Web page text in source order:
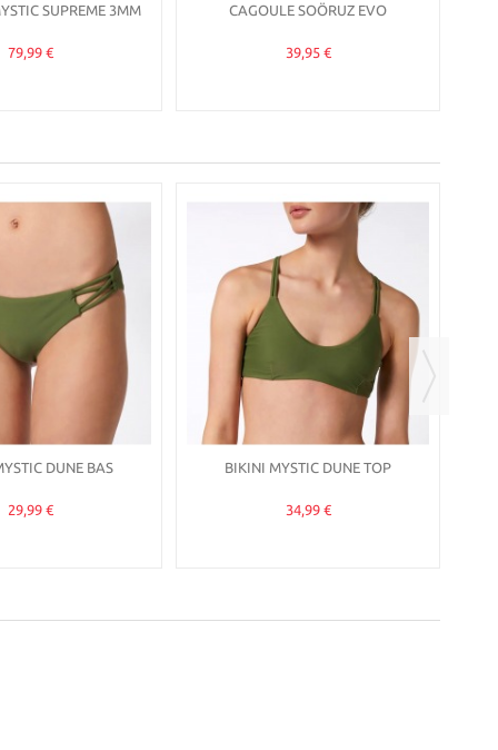
SUPREME 3MM
79,99 €
CAGOULE SOÖRUZ EVO
39,95 €
DUNE BAS
29,99 €
BIKINI MYSTIC DUNE TOP
34,99 €